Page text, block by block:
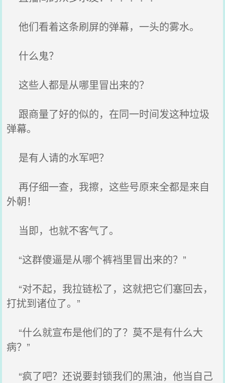
他们看着这条刷屏的弹幕，一头的雾水。
什么鬼？
这些人都是从哪里冒出来的？
跟商量了好的似的，在同一时间发这种垃圾
弹幕。
是有人请的水军吧？
再仔细一查，我擦，这些号原来全都是来自
外朝！
当即，也就不客气了。
“这群傻逼是从哪个裤裆里冒出来的？”
“对不起，我拉链松了，这就把它们塞回去，
打扰到诸位了。”
“什么就宣布是他们的了？莫不是有什么大
病？”
“疯了吧？还说要封锁我们的黑油，他当自己